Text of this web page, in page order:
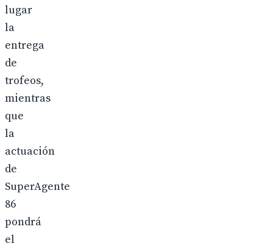
lugar
la
entrega
de
trofeos,
mientras
que
la
actuación
de
SuperAgente
86
pondrá
el